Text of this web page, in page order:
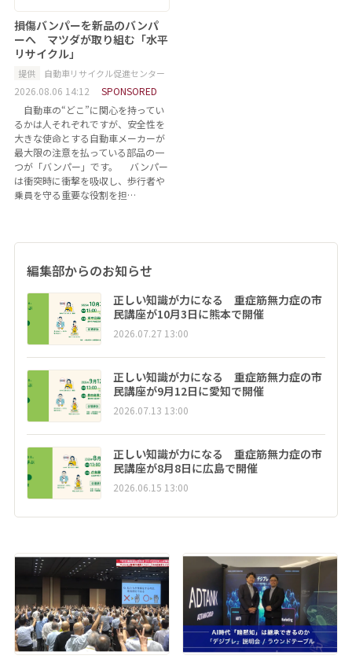
損傷バンパーを新品のバンパ
ーへ マツダが取り組む「水平
リサイクル」
提供 自動車リサイクル促進センター
2026.08.06 14:12
SPONSORED
自動車の“どこ”に関心を持ってい
るかは人それぞれですが、安全性を
大きな使命とする自動車メーカーが
最大限の注意を払っている部品の一
つが「バンパー」です。 バンパー
は衝突時に衝撃を吸収し、歩行者や
乗員を守る重要な役割を担…
編集部からのお知らせ
正しい知識が力になる 重症筋無力症の市
民講座が10月3日に熊本で開催
2026.07.27 13:00
正しい知識が力になる 重症筋無力症の市
民講座が9月12日に愛知で開催
2026.07.13 13:00
正しい知識が力になる 重症筋無力症の市
民講座が8月8日に広島で開催
2026.06.15 13:00